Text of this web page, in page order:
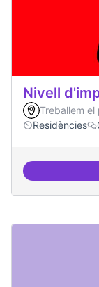
Nivell
Treballem
Residències